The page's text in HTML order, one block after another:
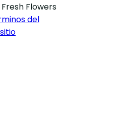
Flowers
del